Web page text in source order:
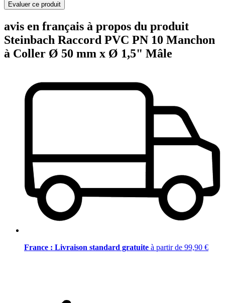
Evaluer ce produit
avis en français à propos du produit
Steinbach Raccord PVC PN 10 Manchon
à Coller Ø 50 mm x Ø 1,5" Mâle
France : Livraison standard gratuite à partir de 99,90 €